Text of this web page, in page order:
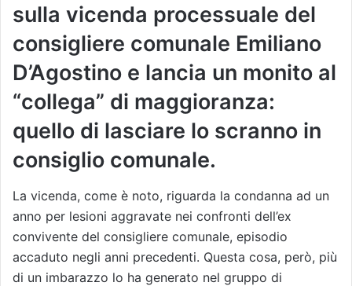
sulla vicenda processuale del
consigliere comunale Emiliano
D’Agostino e lancia un monito al
“collega” di maggioranza:
quello di lasciare lo scranno in
consiglio comunale.
La vicenda, come è noto, riguarda la condanna ad un
anno per lesioni aggravate nei confronti dell’ex
convivente del consigliere comunale, episodio
accaduto negli anni precedenti. Questa cosa, però, più
di un imbarazzo lo ha generato nel gruppo di